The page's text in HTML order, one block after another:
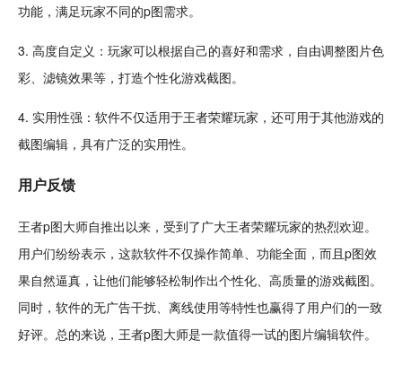
功能，满足玩家不同的p图需求。
3. 高度自定义：玩家可以根据自己的喜好和需求，自由调整图片色
彩、滤镜效果等，打造个性化游戏截图。
4. 实用性强：软件不仅适用于王者荣耀玩家，还可用于其他游戏的
截图编辑，具有广泛的实用性。
用户反馈
王者p图大师自推出以来，受到了广大王者荣耀玩家的热烈欢迎。
用户们纷纷表示，这款软件不仅操作简单、功能全面，而且p图效
果自然逼真，让他们能够轻松制作出个性化、高质量的游戏截图。
同时，软件的无广告干扰、离线使用等特性也赢得了用户们的一致
好评。总的来说，王者p图大师是一款值得一试的图片编辑软件。